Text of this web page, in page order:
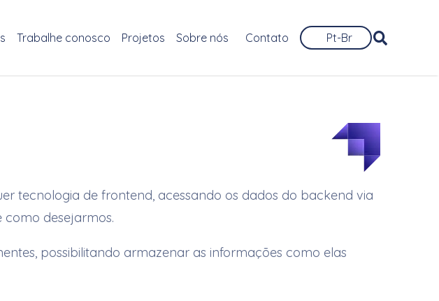
Trabalhe conosco Projetos Sobre nós Contato Pt-Br
tecnologia de frontend, acessando os dados do backend via
desejarmos.
possibilitando armazenar as informações como elas